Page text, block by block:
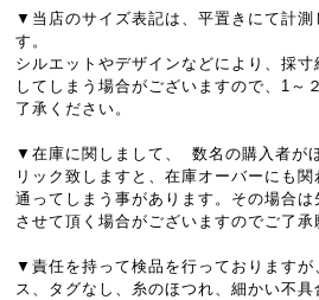
▼当店のサイズ表記は、平置きにて計測
す。
シルエットやデザインなどにより、採
してしまう場合がございますので、1～
了承ください。
▼在庫に関しまして、 数名の購入者が
リック致しますと、在庫オーバーにも
通ってしまう事があります。その場合
させて頂く場合がございますのでご了承
▼責任を持って検品を行っておりますが
ス、タグなし、糸のほつれ、細かい不